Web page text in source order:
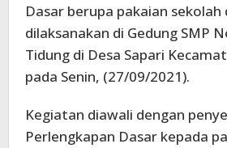
Dasar berupa pakaian sekolah
dilaksanakan di Gedung SMP
Tidung di Desa Sapari
pada Senin, (27/09/2021).
Kegiatan diawali dengan
Perlengkapan Dasar kepada